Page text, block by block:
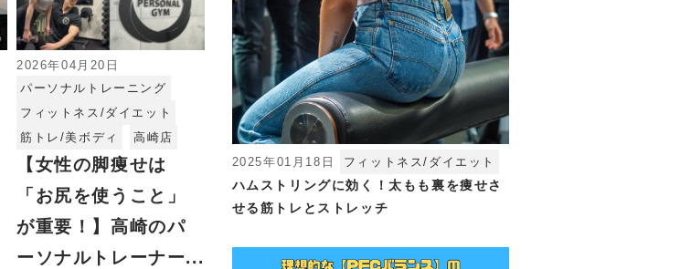
2026年04月20日
パーソナルトレーニング
フィットネス/ダイエット
筋トレ/美ボディ
高崎店
【女性の脚痩せは
「お尻を使うこと」
が重要！】高崎のパ
ーソナルトレーナー...
2025年01月18日 フィットネス/ダイエット
ハムストリングに効く！太もも裏を痩せさ
せる筋トレとストレッチ